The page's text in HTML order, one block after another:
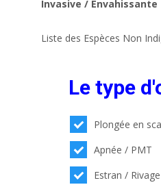
Invasive / Envahissante
Liste des Espèces Non
Le type
Plongée en
Apnée / PMT
Estran / Rivage